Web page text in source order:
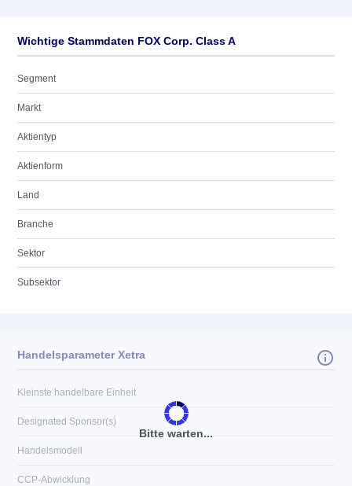
Wichtige Stammdaten FOX Corp. Class A
Segment
Markt
Aktientyp
Aktienform
Land
Branche
Sektor
Subsektor
Bitte warten...
Handelsparameter Xetra
Kleinste handelbare Einheit
Designated Sponsor(s)
Handelsmodell
CCP-Abwicklung